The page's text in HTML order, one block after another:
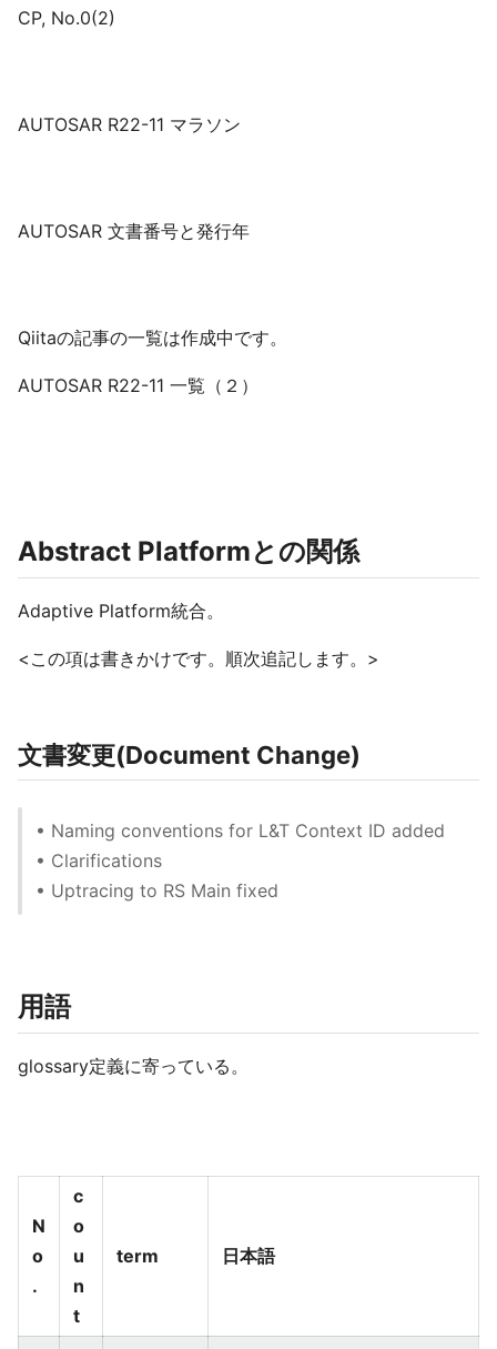
CP, No.0(2)
AUTOSAR R22-11 マラソン
AUTOSAR 文書番号と発行年
Qiitaの記事の一覧は作成中です。
AUTOSAR R22-11 一覧（２）
Abstract Platformとの関係
Adaptive Platform統合。
<この項は書きかけです。順次追記します。>
文書変更(Document Change)
• Naming conventions for L&T Context ID added
• Clarifications
• Uptracing to RS Main fixed
用語
glossary定義に寄っている。
N
o
.
c
o
u
n
t
term 日本語